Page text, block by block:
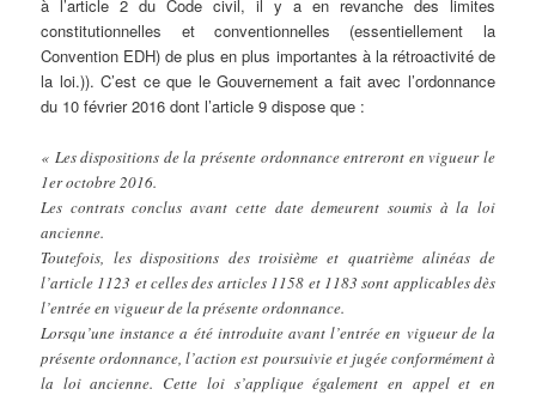
à l’article 2 du Code civil, il y a en revanche des limites
constitutionnelles et conventionnelles (essentiellement la
Convention EDH) de plus en plus importantes à la rétroactivité de
la loi.)). C’est ce que le Gouvernement a fait avec l’ordonnance
du 10 février 2016 dont l’article 9 dispose que :
« Les dispositions de la présente ordonnance entreront en vigueur le
1er octobre 2016.
Les contrats conclus avant cette date demeurent soumis à la loi
ancienne.
Toutefois, les dispositions des troisième et quatrième alinéas de
l’article 1123 et celles des articles 1158 et 1183 sont applicables dès
l’entrée en vigueur de la présente ordonnance.
Lorsqu’une instance a été introduite avant l’entrée en vigueur de la
présente ordonnance, l’action est poursuivie et jugée conformément à
la loi ancienne. Cette loi s’applique également en appel et en